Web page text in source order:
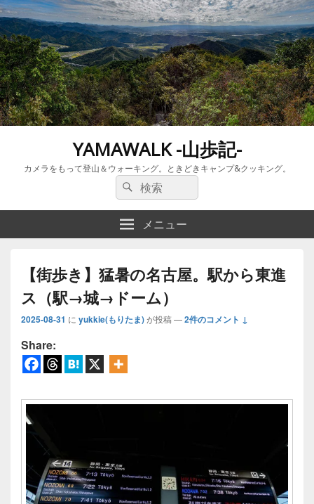
YAMAWALK -山歩記-
カメラをもって登山＆ウォーキング。ときどきキャンプ&クッキング。
検
索:
検
索
メニュー
【街歩き】猛暑の名古屋。駅から東進
ス（駅→城→ドーム）
2025-08-31 に yukkie(もりたま)が投稿 —2件のコメント ↓
Share: